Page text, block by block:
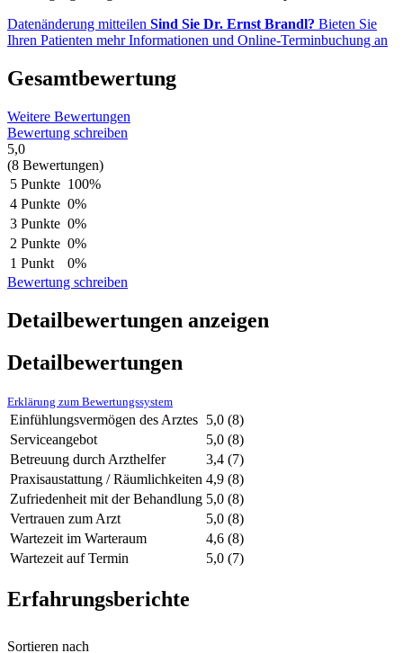
Datenänderung mitteilen Sind Sie Dr. Ernst Brandl? Bieten Sie
Ihren Patienten mehr Informationen und Online-Terminbuchung an
Gesamtbewertung
Weitere Bewertungen
Bewertung schreiben
5,0
(8 Bewertungen)
5 Punkte 100%
4 Punkte 0%
3 Punkte 0%
2 Punkte 0%
1 Punkt
0%
Bewertung schreiben
Detailbewertungen anzeigen
Detailbewertungen
Erklärung zum Bewertungssystem
Einfühlungsvermögen des Arztes 5,0 (8)
Serviceangebot
5,0 (8)
Betreuung durch Arzthelfer
3,4 (7)
Praxisaustattung / Räumlichkeiten 4,9 (8)
Zufriedenheit mit der Behandlung 5,0 (8)
Vertrauen zum Arzt
5,0 (8)
Wartezeit im Warteraum
4,6 (8)
Wartezeit auf Termin
5,0 (7)
Erfahrungsberichte
Sortieren nach